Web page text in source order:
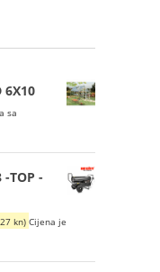
6X10
sa
-TOP -
kn) Trenutna
je:
Cijena je